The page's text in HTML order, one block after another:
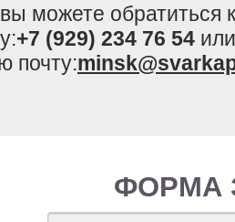
можете
+7 (929) 234 76 54
почту:
ФОРМА